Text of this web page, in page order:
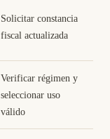
Solicitar constancia
fiscal actualizada
Verificar régimen y
seleccionar uso
válido